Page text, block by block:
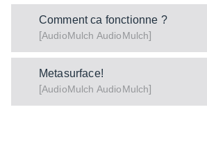
Comment ca fonctionne ?
[AudioMulch AudioMulch]
Metasurface!
[AudioMulch AudioMulch]